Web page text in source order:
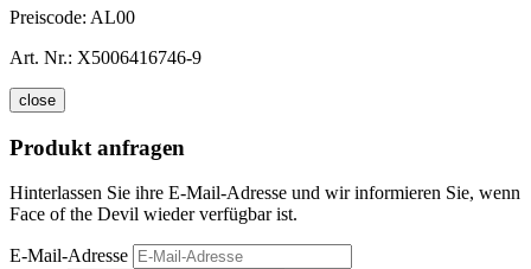
Preiscode: AL00
Art. Nr.: X5006416746-9
close
Produkt anfragen
Hinterlassen Sie ihre E-Mail-Adresse und wir informieren Sie, wenn
Face of the Devil wieder verfügbar ist.
E-Mail-Adresse